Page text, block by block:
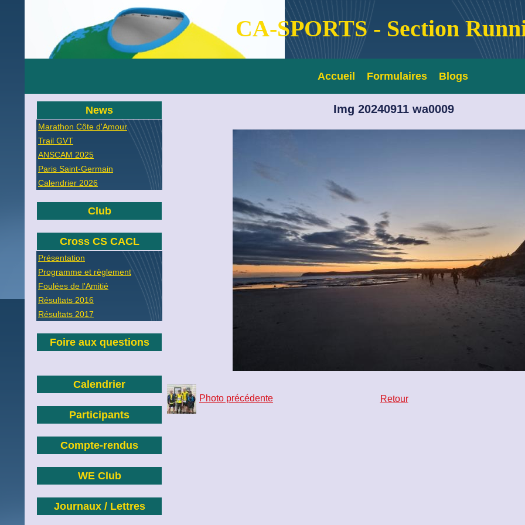
CA-SPORTS - Section
Accueil Formulaires Blogs
News
Marathon Côte d'Amour
Trail GVT
ANSCAM 2025
Paris Saint-Germain
Calendrier 2026
Club
Cross CS CACL
Présentation
Programme et règlement
Foulées de l'Amitié
Résultats 2016
Résultats 2017
Foire aux questions
Calendrier
Participants
Compte-rendus
WE Club
Journaux / Lettres
Img 20240911 wa0009
Photo précédente Retour